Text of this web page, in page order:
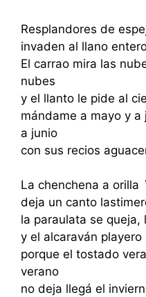
Resplandores de
invaden al llano
El carrao mira las
nubes
y el llanto le pide al
mándame a mayo y
a junio
con sus recios
La chenchena a orilla
deja un canto
la paraulata se queja,
y el alcaraván playero
porque el tostado
verano
no deja llegá el